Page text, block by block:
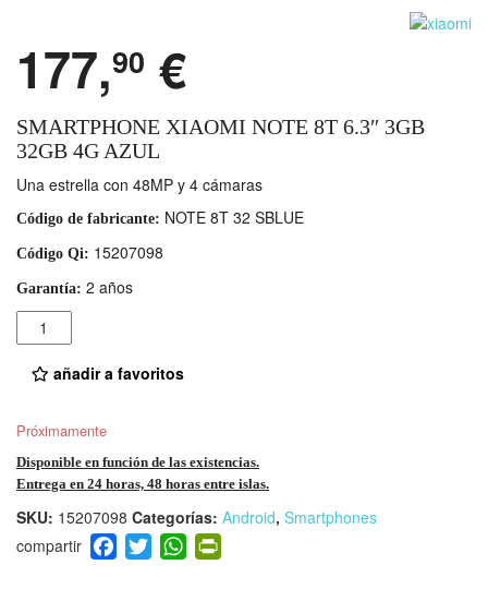
177,90 €
SMARTPHONE XIAOMI NOTE 8T 6.3″ 3GB
32GB 4G AZUL
Una estrella con 48MP y 4 cámaras
Código de fabricante: NOTE 8T 32 SBLUE
Código Qi: 15207098
Garantía: 2 años
Cantidad
añadir a favoritos
Próximamente
Disponible en función de las existencias.
Entrega en 24 horas, 48 horas entre islas.
SKU: 15207098 Categorías: Android, Smartphones
F
a
T
wi
W
h